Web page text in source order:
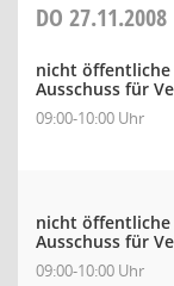
DO 27.11.2008
nicht öffentliche
Ausschuss für
09:00-10:00 Uhr
nicht öffentliche
Ausschuss für
09:00-10:00 Uhr